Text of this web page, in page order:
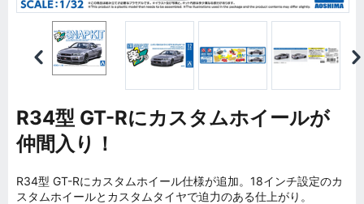
R34型 GT-Rにカスタムホイールが
仲間入り！
R34型 GT-Rにカスタムホイール仕様が追加。18インチ設定のカ
スタムホイールとカスタムタイヤで迫力のある仕上がり。